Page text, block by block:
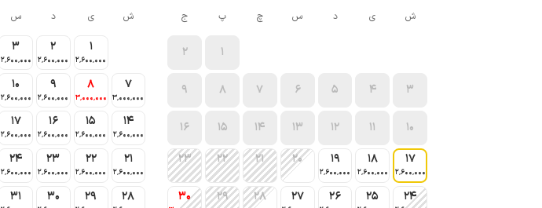
ش ی د س چ پ ج
1
2
3
4
5
6
7
8
9
10
11
12
13
14
15
16
17
2٬600٬000
18
2٬600٬000
19
2٬600٬000
20
21
22
23
24
25
26
27
28
29
30
ش ی د س
1
2٬600٬000
2
2٬600٬000
3
2٬600٬000
7
3٬000٬000
8
3٬000٬000
9
2٬600٬000
10
2٬600٬000
14
2٬600٬000
15
2٬600٬000
16
2٬600٬000
17
2٬600٬000
21
2٬600٬000
22
2٬600٬000
23
2٬600٬000
24
2٬600٬000
28
29
30
31